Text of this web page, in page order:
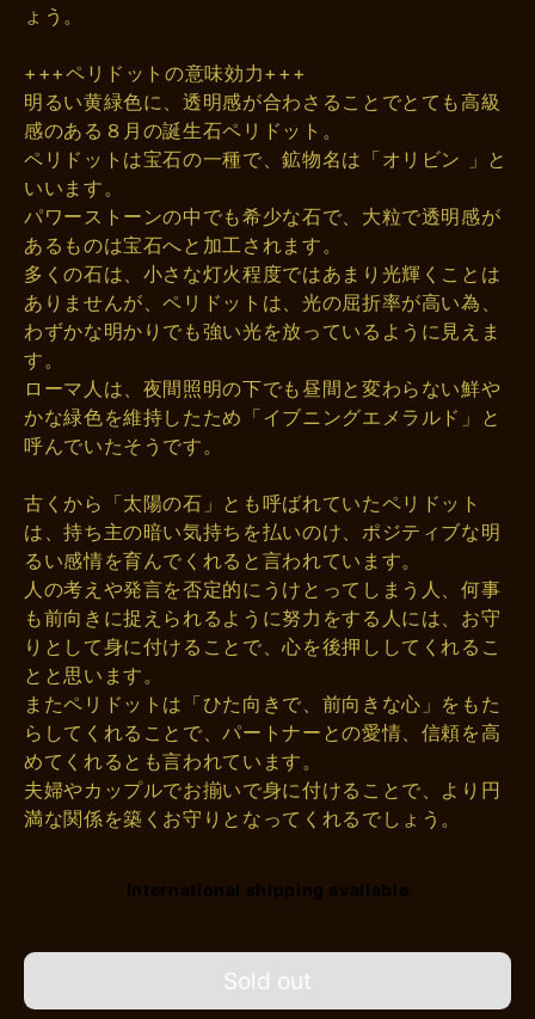
ょう。
+++ペリドットの意味効力+++
明るい黄緑色に、透明感が合わさることでとても高級
感のある８月の誕生石ペリドット。
ペリドットは宝石の一種で、鉱物名は「オリビン 」と
いいます。
パワーストーンの中でも希少な石で、大粒で透明感が
あるものは宝石へと加工されます。
多くの石は、小さな灯火程度ではあまり光輝くことは
ありませんが、ペリドットは、光の屈折率が高い為、
わずかな明かりでも強い光を放っているように見えま
す。
ローマ人は、夜間照明の下でも昼間と変わらない鮮や
かな緑色を維持したため「イブニングエメラルド」と
呼んでいたそうです。
古くから「太陽の石」とも呼ばれていたペリドット
は、持ち主の暗い気持ちを払いのけ、ポジティブな明
るい感情を育んでくれると言われています。
人の考えや発言を否定的にうけとってしまう人、何事
も前向きに捉えられるように努力をする人には、お守
りとして身に付けることで、心を後押ししてくれるこ
とと思います。
またペリドットは「ひた向きで、前向きな心」をもた
らしてくれることで、パートナーとの愛情、信頼を高
めてくれるとも言われています。
夫婦やカップルでお揃いで身に付けることで、より円
満な関係を築くお守りとなってくれるでしょう。
International shipping available
Sold out